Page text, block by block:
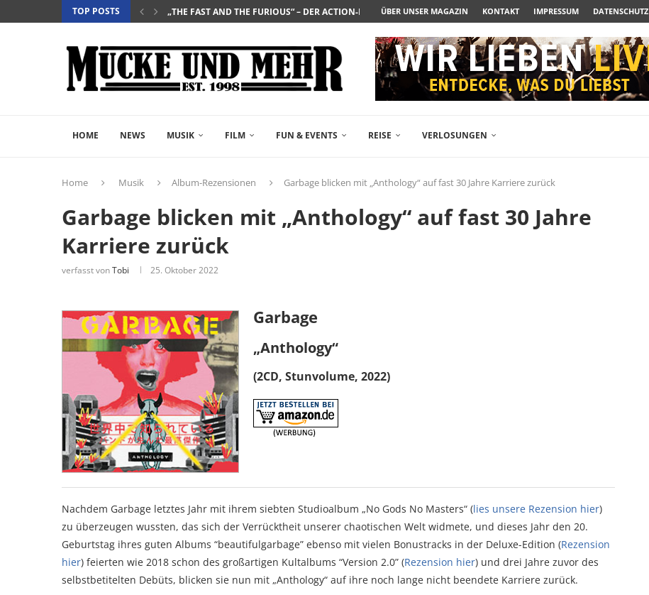
TOP POSTS
„THE FAST AND THE FURIOUS“ – DER ACTION-BLOCKBUSTER...
„SALZ UND WASSER – MIT DER LEGENDÄREN POLARSTERN...
„PALÄSTINA 36“ – DAS HISTORIEN-DRAMA JETZT AUF DVD...
„GELIEBTER SPINNER“ – JOHN SCHLESINGERS ROMCOM AUS 1963...
ÜBER UNSER MAGAZIN KONTAKT IMPRESSUM DATENSCHUTZ
HOME NEWS MUSIK FILM FUN & EVENTS REISE VERLOSUNGEN
Home Musik Album-Rezensionen Garbage blicken mit „Anthology“ auf fast 30 Jahre Karriere zurück
Garbage blicken mit „Anthology“ auf fast 30 Jahre
Karriere zurück
verfasst vonTobi 25. Oktober 2022
Garbage
„Anthology“
(2CD, Stunvolume, 2022)
Nachdem Garbage letztes Jahr mit ihrem siebten Studioalbum „No Gods No Masters“ (lies unsere Rezension hier)
zu überzeugen wussten, das sich der Verrücktheit unserer chaotischen Welt widmete, und dieses Jahr den 20.
Geburtstag ihres guten Albums “beautifulgarbage” ebenso mit vielen Bonustracks in der Deluxe-Edition (Rezension
hier) feierten wie 2018 schon des großartigen Kultalbums “Version 2.0” (Rezension hier) und drei Jahre zuvor des
selbstbetitelten Debüts, blicken sie nun mit „Anthology“ auf ihre noch lange nicht beendete Karriere zurück.